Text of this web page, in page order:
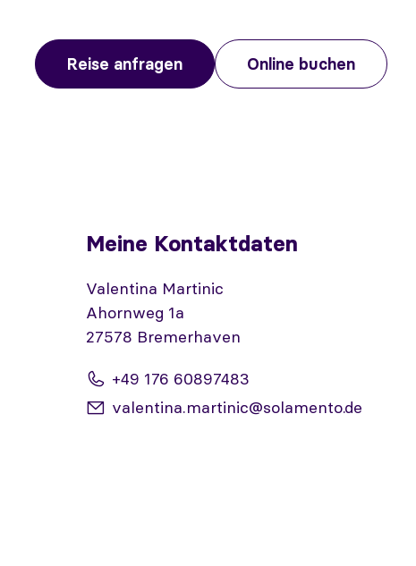
Reise anfragen Online buchen
Meine Kontaktdaten
Valentina Martinic
Ahornweg 1a
27578 Bremerhaven
+49 176 60897483
valentina.martinic@solamento.de